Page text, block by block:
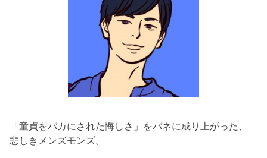
「童貞をバカにされた悔しさ」をバネに成り上がった、
悲しきメンズモンズ。